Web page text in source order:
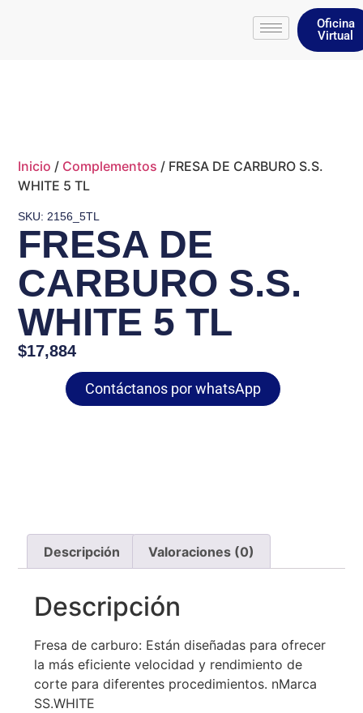
Oficina
Virtual
Inicio / Complementos / FRESA DE CARBURO S.S.
WHITE 5 TL
SKU: 2156_5TL
FRESA DE
CARBURO S.S.
WHITE 5 TL
$17,884
Contáctanos por whatsApp
Descripción Valoraciones (0)
Descripción
Fresa de carburo: Están diseñadas para ofrecer
la más eficiente velocidad y rendimiento de
corte para diferentes procedimientos. nMarca
SS.WHITE